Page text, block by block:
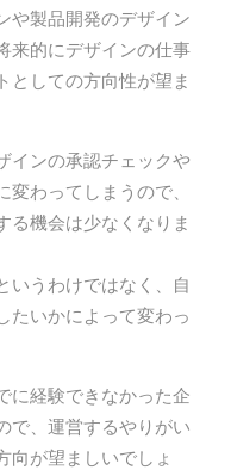
や製品開発のデザイン
来的にデザインの仕事
としての方向性が望ま
インの承認チェックや
わってしまうので、
る機会は少なくなりま
いうわけではなく、自
たいかによって変わっ
に経験できなかった企
で、運営するやりがい
向が望ましいでしょ